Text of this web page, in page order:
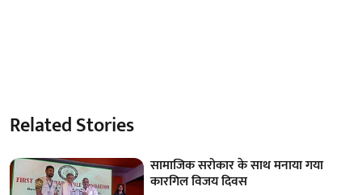
Related Stories
सामाजिक सरोकार के साथ मनाया गया
कारगिल विजय दिवस